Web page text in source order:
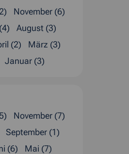
November (6)
August (3)
(2)
März (3)
Januar (3)
November (7)
September (1)
(6)
Mai (7)